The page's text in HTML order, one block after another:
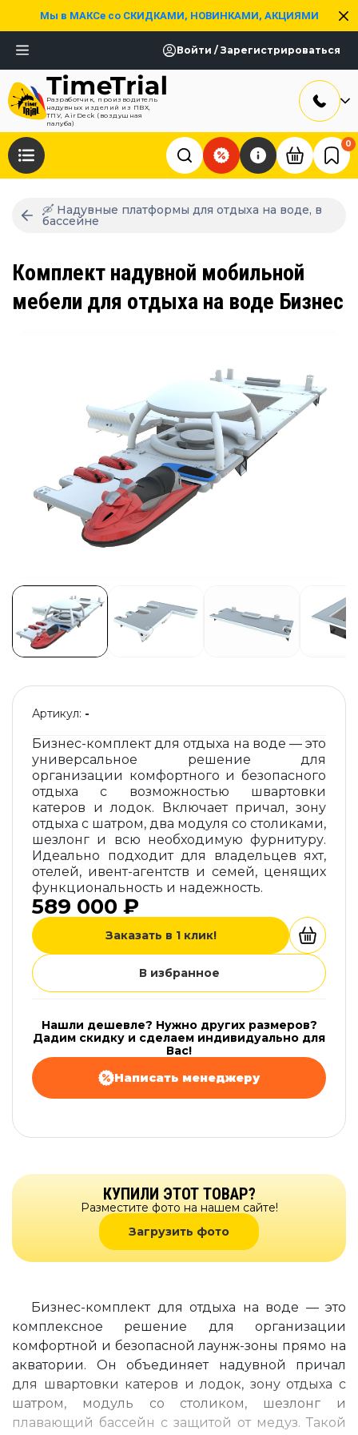
Мы в МАКСе со СКИДКАМИ, НОВИНКАМИ, АКЦИЯМИ
Войти / Зарегистрироваться
Разработчик, производитель
надувных изделий из ПВХ,
ТПУ, AirDeck (воздушная
палуба)
0
🛶 Надувные платформы для отдыха на воде, в
бассейне
Комплект надувной мобильной
мебели для отдыха на воде Бизнес
Артикул: -
Бизнес-комплект для отдыха на воде — это
универсальное решение для
организации комфортного и безопасного
отдыха с возможностью швартовки
катеров и лодок. Включает причал, зону
отдыха с шатром, два модуля со столиками,
шезлонг и всю необходимую фурнитуру.
Идеально подходит для владельцев яхт,
отелей, ивент-агентств и семей, ценящих
функциональность и надежность.
589 000 ₽
Заказать в 1 клик!
В избранное
Нашли дешевле? Нужно других размеров?
Дадим скидку и сделаем индивидуально для
Вас!
Написать менеджеру
КУПИЛИ ЭТОТ ТОВАР?
Разместите фото на нашем сайте!
Загрузить фото
Бизнес-комплект для отдыха на воде — это
комплексное решение для организации
комфортной и безопасной лаунж-зоны прямо на
акватории. Он объединяет надувной причал
для швартовки катеров и лодок, зону отдыха с
шатром, модуль со столиком, шезлонг и
плавающий бассейн с защитой от медуз. Такой